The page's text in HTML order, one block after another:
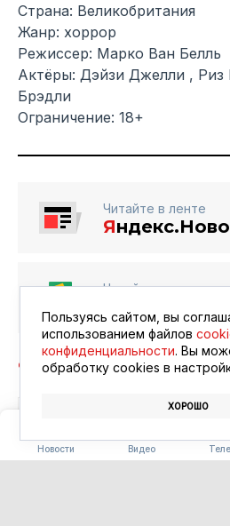
Новости Видео
Страна: Великобритания
Жанр: хоррор
Режиссер: Марко Ван Белль
Актёры: Дэйзи Джелли ,
Брэдли
Ограничение: 18+
Читайте в ленте
Я
Читайте в ленте
АФИША
Пользуясь сайтом, вы
использованием файлов
конфиденциальности. Вы
обработку сookies в
ХОРОШО